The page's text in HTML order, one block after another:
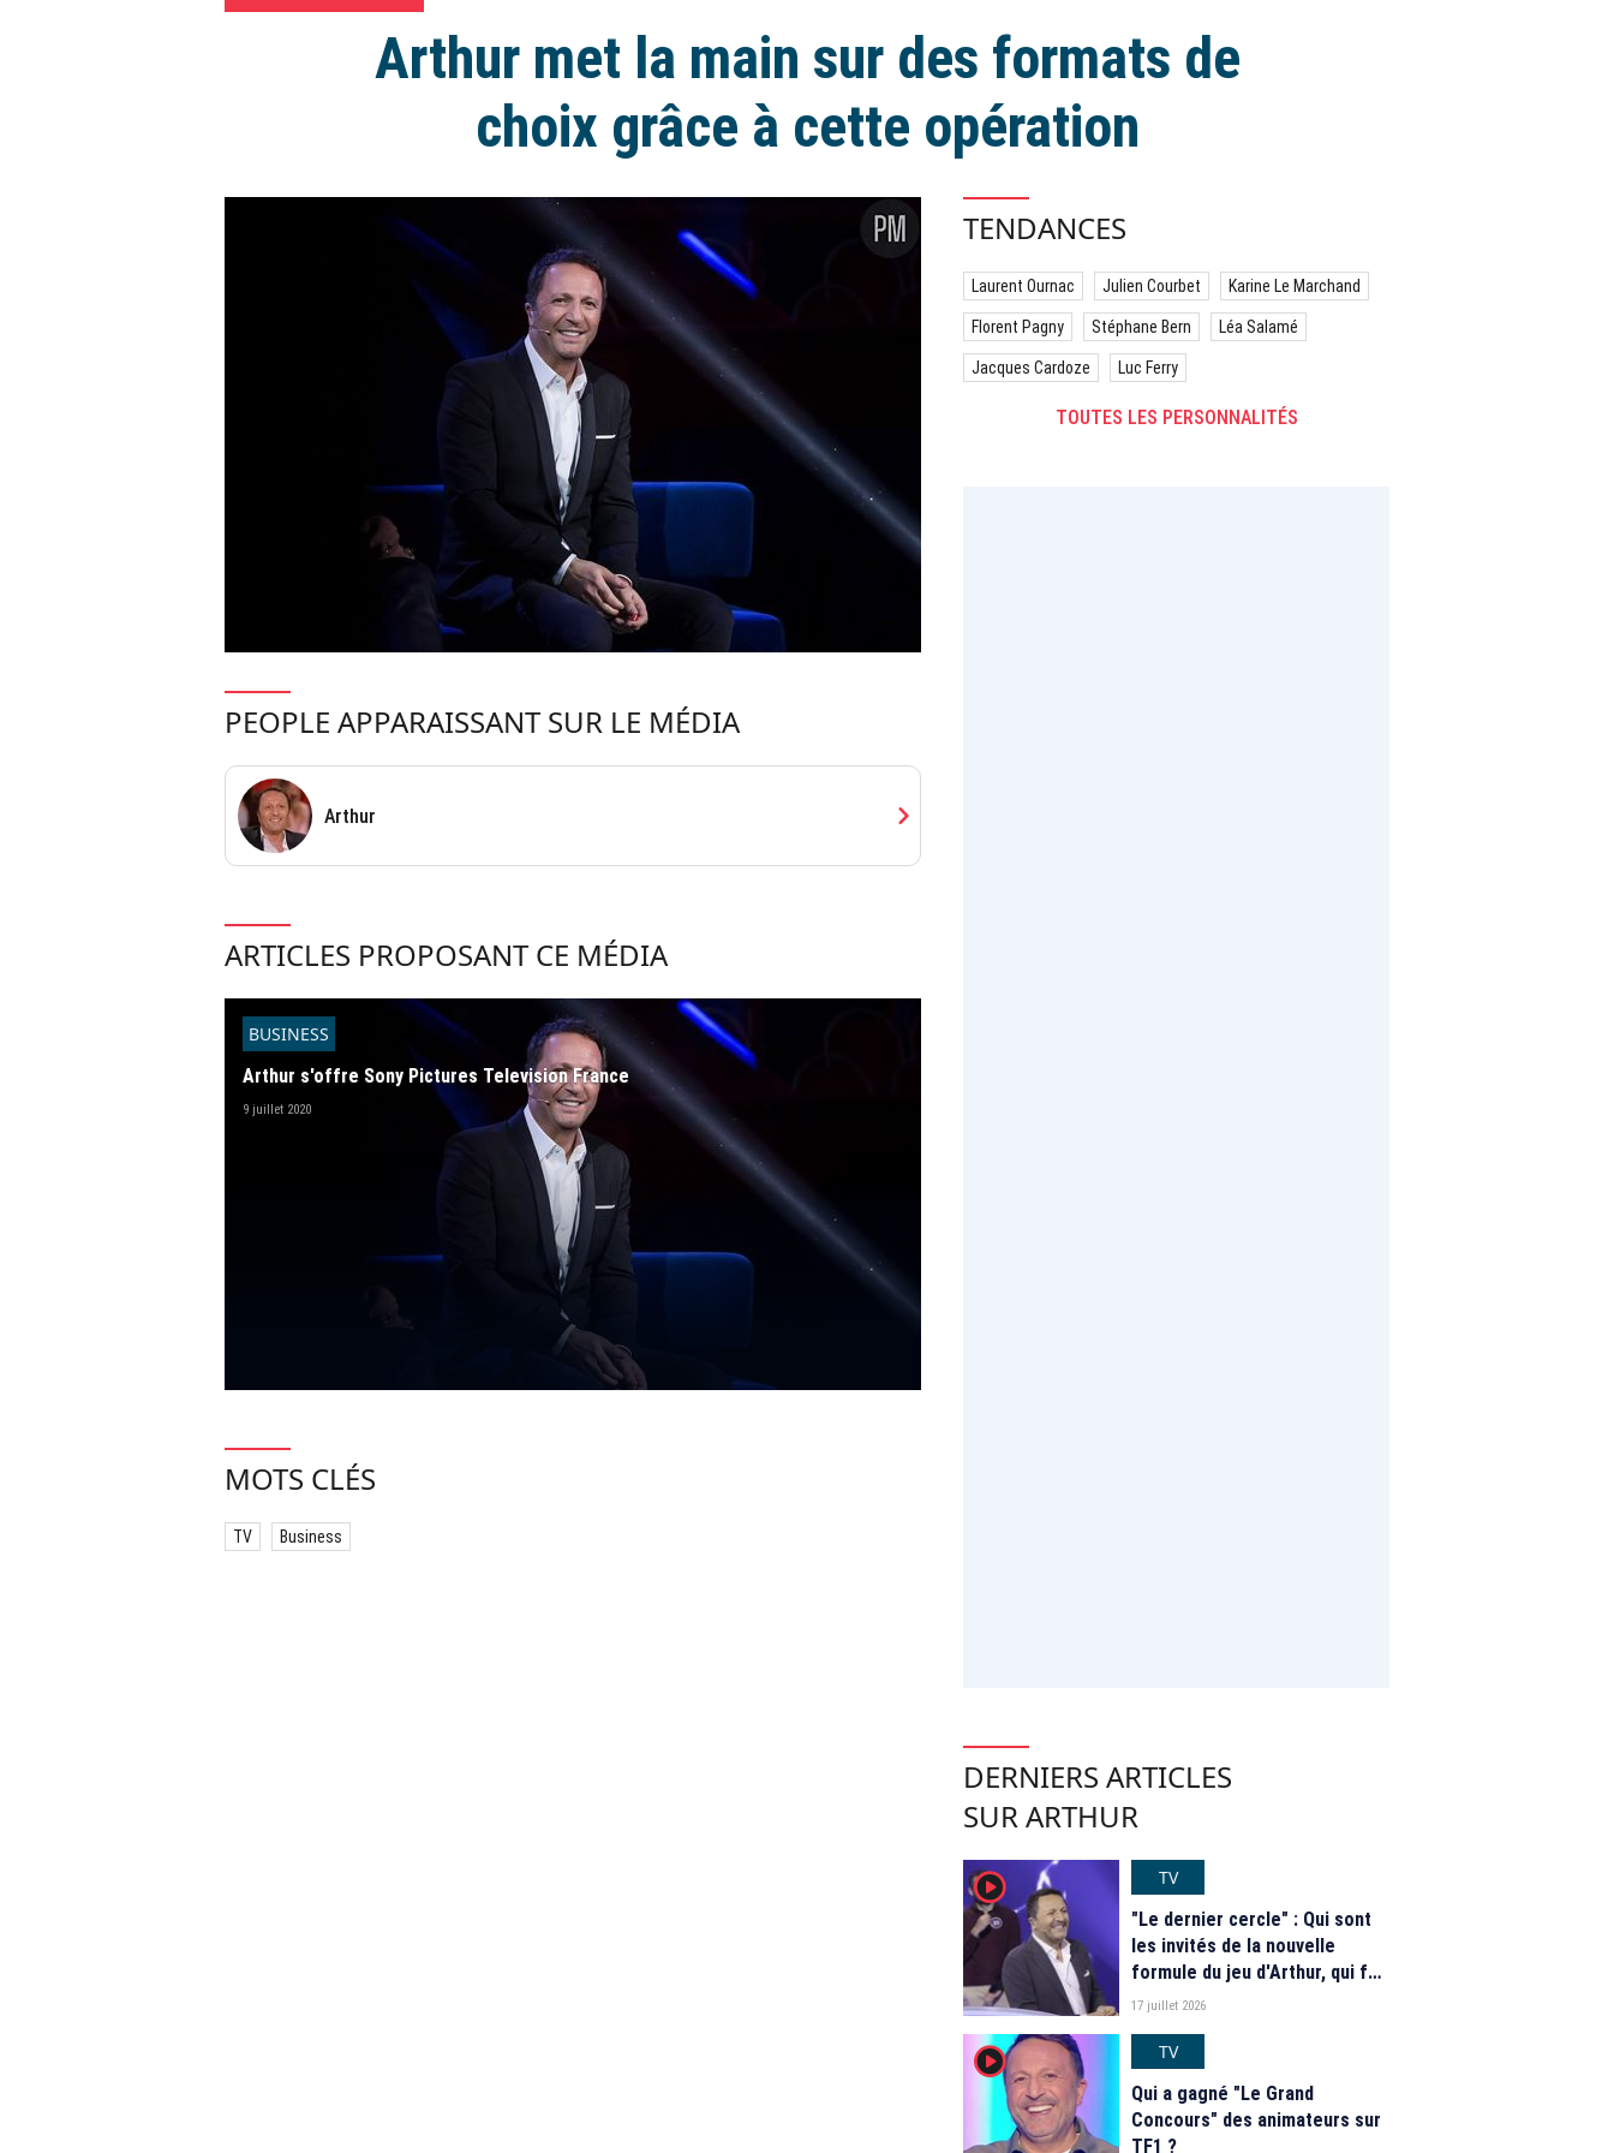
Arthur met la main sur des formats de
choix grâce à cette opération
PEOPLE APPARAISSANT SUR LE MÉDIA
Arthur chevron_right
ARTICLES PROPOSANT CE MÉDIA
BUSINESS
Arthur s'offre Sony Pictures Television France
9 juillet 2020
MOTS CLÉS
TV Business
TENDANCES
Laurent Ournac Julien Courbet Karine Le Marchand
Florent Pagny Stéphane Bern Léa Salamé
Jacques Cardoze Luc Ferry
TOUTES LES PERSONNALITÉS
DERNIERS ARTICLES
SUR ARTHUR
player2
TV
"Le dernier cercle" : Qui sont
les invités de la nouvelle
formule du jeu d'Arthur, qui fait
son retour ce soir sur TF1 ?
17 juillet 2026
player2
TV
Qui a gagné "Le Grand
Concours" des animateurs sur
TF1 ?